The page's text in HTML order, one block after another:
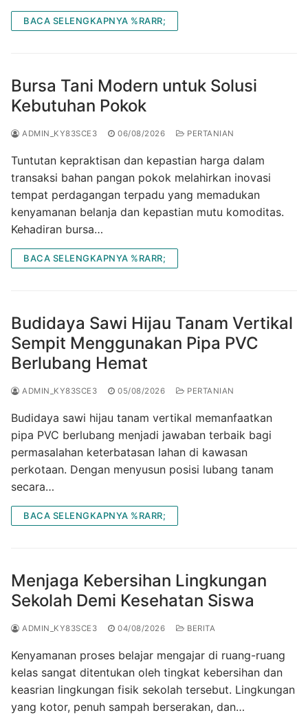
BACA SELENGKAPNYA %RARR;
Bursa Tani Modern untuk Solusi
Kebutuhan Pokok
ADMIN_KY83SCE3 06/08/2026 PERTANIAN
Tuntutan kepraktisan dan kepastian harga dalam
transaksi bahan pangan pokok melahirkan inovasi
tempat perdagangan terpadu yang memadukan
kenyamanan belanja dan kepastian mutu komoditas.
Kehadiran bursa…
BACA SELENGKAPNYA %RARR;
Budidaya Sawi Hijau Tanam Vertikal
Sempit Menggunakan Pipa PVC
Berlubang Hemat
ADMIN_KY83SCE3 05/08/2026 PERTANIAN
Budidaya sawi hijau tanam vertikal memanfaatkan
pipa PVC berlubang menjadi jawaban terbaik bagi
permasalahan keterbatasan lahan di kawasan
perkotaan. Dengan menyusun posisi lubang tanam
secara…
BACA SELENGKAPNYA %RARR;
Menjaga Kebersihan Lingkungan
Sekolah Demi Kesehatan Siswa
ADMIN_KY83SCE3 04/08/2026 BERITA
Kenyamanan proses belajar mengajar di ruang-ruang
kelas sangat ditentukan oleh tingkat kebersihan dan
keasrian lingkungan fisik sekolah tersebut. Lingkungan
yang kotor, penuh sampah berserakan, dan…